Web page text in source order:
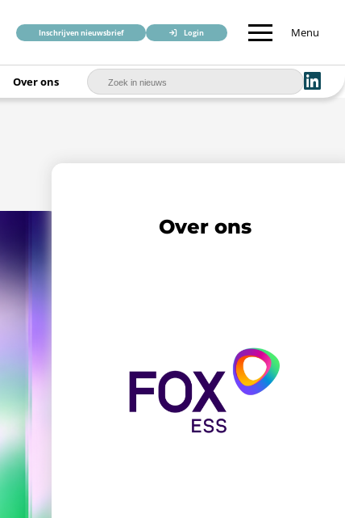
Inschrijven nieuwsbrief Login Menu
Over ons
Over ons